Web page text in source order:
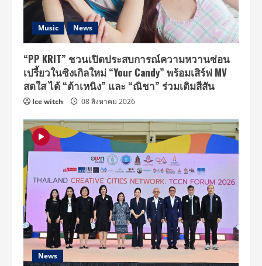
Music News
“PP KRIT” ชวนเปิดประสบการณ์ความหวานซ่อน
เปรี้ยวในซิงเกิลใหม่ “Your Candy” พร้อมเสิร์ฟ MV
สดใส ได้ “ต้าเหนิง” และ “ณิชา” ร่วมเติมสีสัน
Ice witch 08 สิงหาคม 2026
News